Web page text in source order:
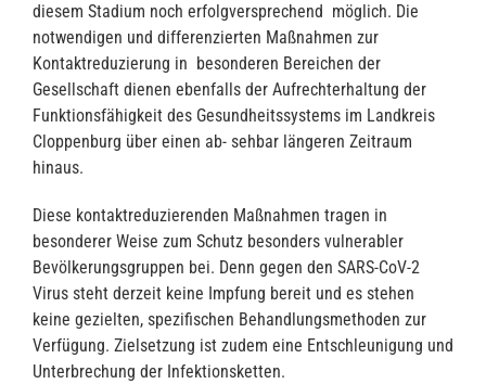
diesem Stadium noch erfolgversprechend möglich. Die
notwendigen und differenzierten Maßnahmen zur
Kontaktreduzierung in besonderen Bereichen der
Gesellschaft dienen ebenfalls der Aufrechterhaltung der
Funktionsfähigkeit des Gesundheitssystems im Landkreis
Cloppenburg über einen ab- sehbar längeren Zeitraum
hinaus.
Diese kontaktreduzierenden Maßnahmen tragen in
besonderer Weise zum Schutz besonders vulnerabler
Bevölkerungsgruppen bei. Denn gegen den SARS-CoV-2
Virus steht derzeit keine Impfung bereit und es stehen
keine gezielten, spezifischen Behandlungsmethoden zur
Verfügung. Zielsetzung ist zudem eine Entschleunigung und
Unterbrechung der Infektionsketten.